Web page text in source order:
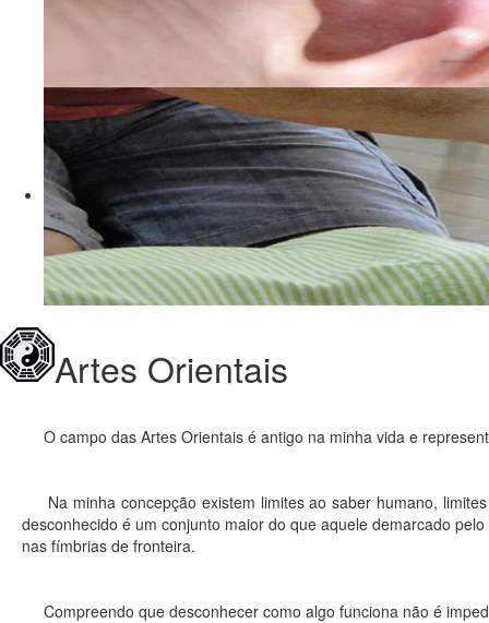
Artes Orientais
O campo das Artes Orientais é antigo na minha vida e
Na minha concepção existem limites ao saber humano,
desconhecido é um conjunto maior do que aquele demarcado
nas fímbrias de fronteira.
Compreendo que desconhecer como algo funciona não é